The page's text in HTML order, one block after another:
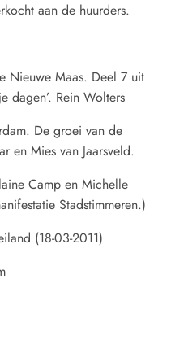
aan de huurders.
Nieuwe Maas. Deel 7 uit
dagen’. Rein Wolters
De groei van de
en Mies van Jaarsveld.
Camp en Michelle
Stadstimmeren.)
(18-03-2011)